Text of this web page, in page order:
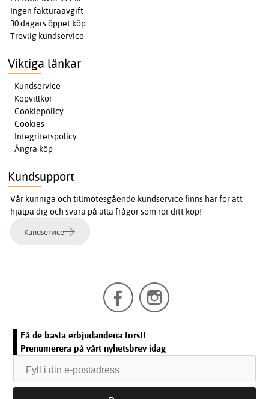
Ingen fakturaavgift
30 dagars öppet köp
Trevlig kundservice
Viktiga länkar
Kundservice
Köpvillkor
Cookiepolicy
Cookies
Integritetspolicy
Ångra köp
Kundsupport
Vår kunniga och tillmötesgående kundservice finns här för att
hjälpa dig och svara på alla frågor som rör ditt köp!
Kundservice
Få de bästa erbjudandena först!
Prenumerera på vårt nyhetsbrev idag